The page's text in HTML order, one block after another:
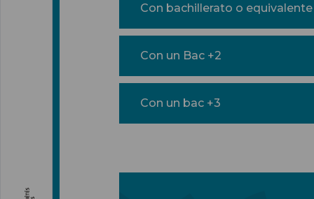
Con bachillerato o equivalente
Con un Bac +2
Con un bac +3